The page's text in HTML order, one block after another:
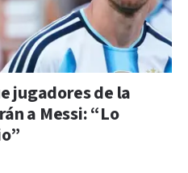
jugadores de la
a Messi: “Lo